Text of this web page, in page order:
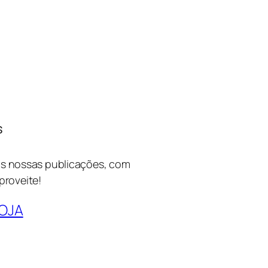
nossas publicações, com